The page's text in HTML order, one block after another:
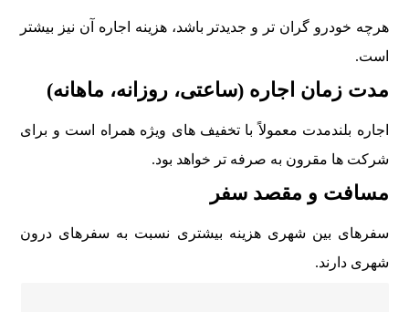
هرچه خودرو گران تر و جدیدتر باشد، هزینه اجاره آن نیز بیشتر
است.
مدت زمان اجاره (ساعتی، روزانه، ماهانه)
اجاره بلندمدت معمولاً با تخفیف های ویژه همراه است و برای
شرکت ها مقرون به صرفه تر خواهد بود.
مسافت و مقصد سفر
سفرهای بین شهری هزینه بیشتری نسبت به سفرهای درون
شهری دارند.